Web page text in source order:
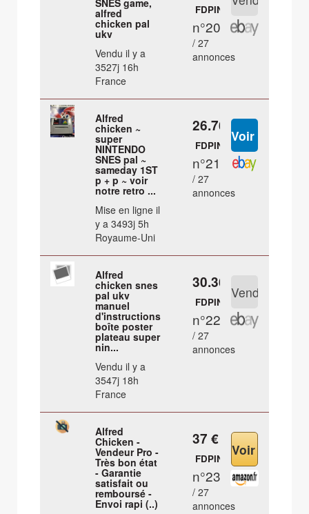
SNES game,
alfred
chicken pal
ukv
Vendu il y a
3527j 16h
France
FDPIN
n°20
/ 27
annonces
Alfred
chicken ~
super
NINTENDO
SNES pal ~
sameday 1ST
p + p ~ voir
notre retro ...
Mise en ligne il
y a 3493j 5h
Royaume-Uni
26.76 €
FDPIN
n°21
/ 27
annonces
Alfred
chicken snes
pal ukv
manuel
d'instructions
boîte poster
plateau super
nin...
Vendu il y a
3547j 18h
France
30.36 €
FDPIN
n°22
/ 27
annonces
Alfred
Chicken -
Vendeur Pro -
Très bon état
- Garantie
satisfait ou
remboursé -
Envoi rapi (..)
37 €
FDPIN
n°23
/ 27
annonces